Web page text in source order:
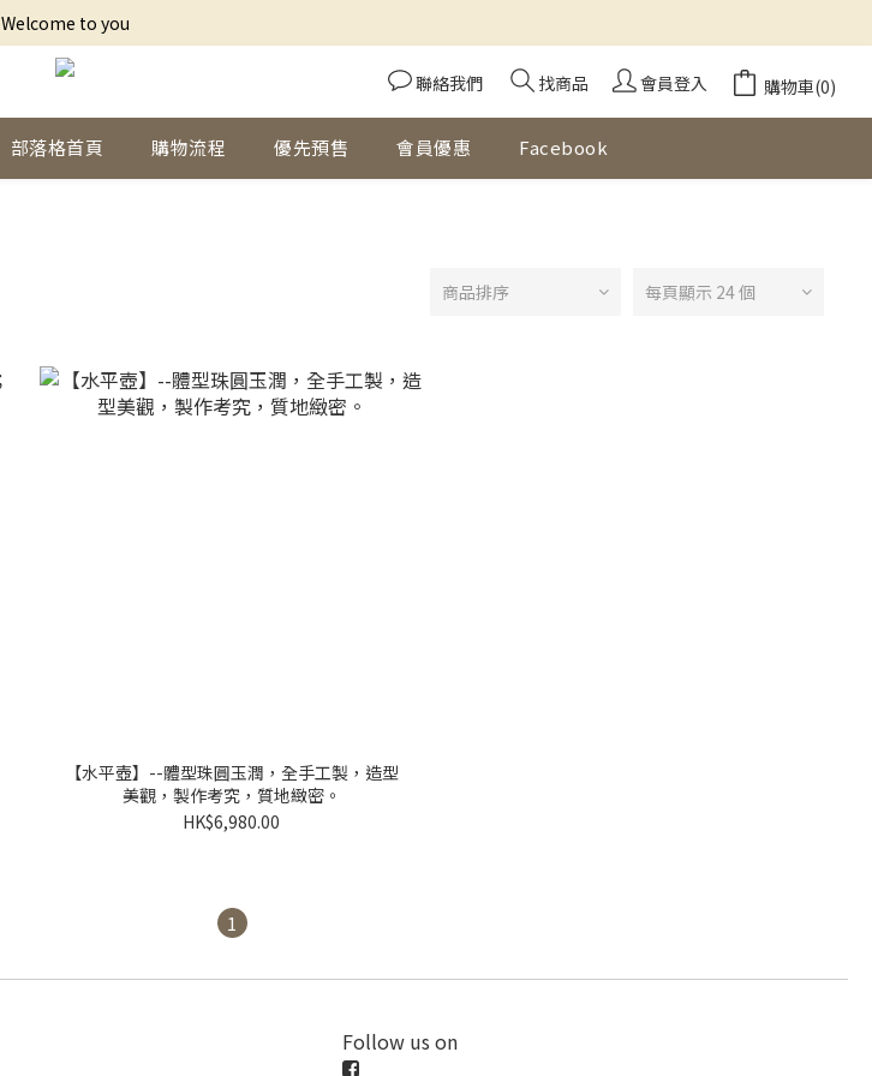
Welcome to you
聯絡我們 找商品 會員登入 購物車(0)
部落格首頁 購物流程 優先預售 會員優惠 Facebook
商品排序 每頁顯示 24 個
【水平壺】--體型珠圓玉潤，全手工製，造型
美觀，製作考究，質地緻密。
HK$6,980.00
1
Follow us on